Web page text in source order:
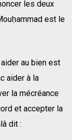
les deux
est le
au bien est
aider à la
la mécréance
et accepter la
dit :